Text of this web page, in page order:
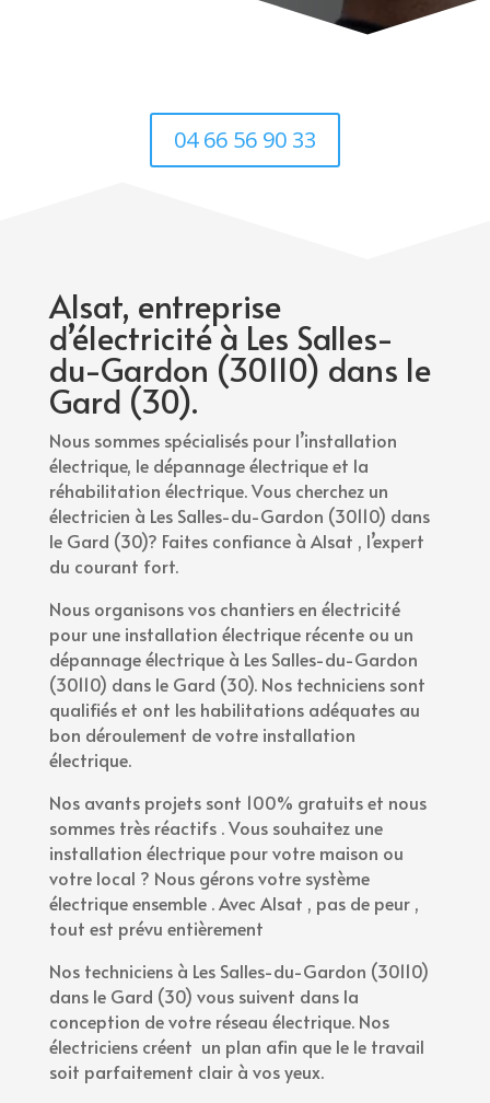
04 66 56 90 33
Alsat, entreprise
d’électricité à Les Salles-
du-Gardon (30110) dans le
Gard (30).
Nous sommes spécialisés pour l’installation
électrique, le dépannage électrique et la
réhabilitation électrique. Vous cherchez un
électricien à Les Salles-du-Gardon (30110) dans
le Gard (30)? Faites confiance à Alsat , l’expert
du courant fort.
Nous organisons vos chantiers en électricité
pour une installation électrique récente ou un
dépannage électrique à Les Salles-du-Gardon
(30110) dans le Gard (30). Nos techniciens sont
qualifiés et ont les habilitations adéquates au
bon déroulement de votre installation
électrique.
Nos avants projets sont 100% gratuits et nous
sommes très réactifs . Vous souhaitez une
installation électrique pour votre maison ou
votre local ? Nous gérons votre système
électrique ensemble . Avec Alsat , pas de peur ,
tout est prévu entièrement
Nos techniciens à Les Salles-du-Gardon (30110)
dans le Gard (30) vous suivent dans la
conception de votre réseau électrique. Nos
électriciens créent un plan afin que le le travail
soit parfaitement clair à vos yeux.